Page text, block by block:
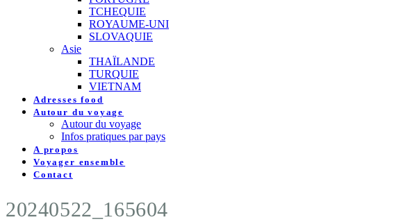
TCHEQUIE
ROYAUME-UNI
SLOVAQUIE
Asie
THAÏLANDE
TURQUIE
VIETNAM
Adresses food
Autour du voyage
Autour du voyage
Infos pratiques par pays
A propos
Voyager ensemble
Contact
20240522_165604